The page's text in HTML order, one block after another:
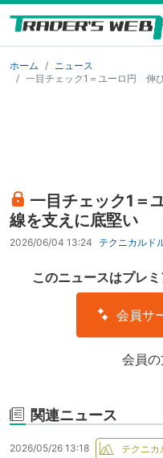
ホーム
ニュース
一目チェック1＝ユーロ円 伸
一目チェック1＝
線を支えに底堅い
2026/06/04 13:24 テクニカル ド
このニュースはプレ
会員サ
会員
関連ニュース
2026/05/26 13:18